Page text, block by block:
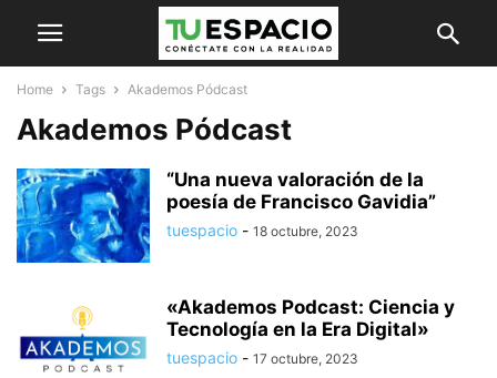
Home Tags Akademos Pódcast
Akademos Pódcast
“Una nueva valoración de la
poesía de Francisco Gavidia”
tuespacio - 18 octubre, 2023
«Akademos Podcast: Ciencia y
Tecnología en la Era Digital»
tuespacio - 17 octubre, 2023